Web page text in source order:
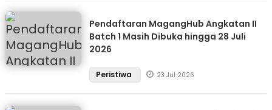
Pendaftaran MagangHub Angkatan II
Batch 1 Masih Dibuka hingga 28 Juli
2026
Peristiwa 23 Jul 2026